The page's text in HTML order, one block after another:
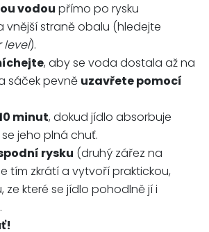
vodou přímo po rysku
vnější straně obalu (hledejte
level).
, aby se voda dostala až na
sáček pevně uzavřete pomocí
minut, dokud jídlo absorbuje
jeho plná chuť.
rysku (druhý zářez na
tím zkrátí a vytvoří praktickou,
ze které se jídlo pohodlně jí i